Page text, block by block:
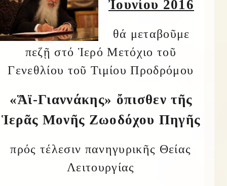
Ἰουνίου 2016
θά μεταβοῦμε
πεζῇ στό Ἱερό Μετόχιο τοῦ
Γενεθλίου τοῦ Τιμίου Προδρόμου
«Ἅϊ-Γιαννάκης» ὄπισθεν τῆς
Ἱερᾶς Μονῆς Ζωοδόχου Πηγῆς
πρός τέλεσιν πανηγυρικῆς Θείας
Λειτουργίας